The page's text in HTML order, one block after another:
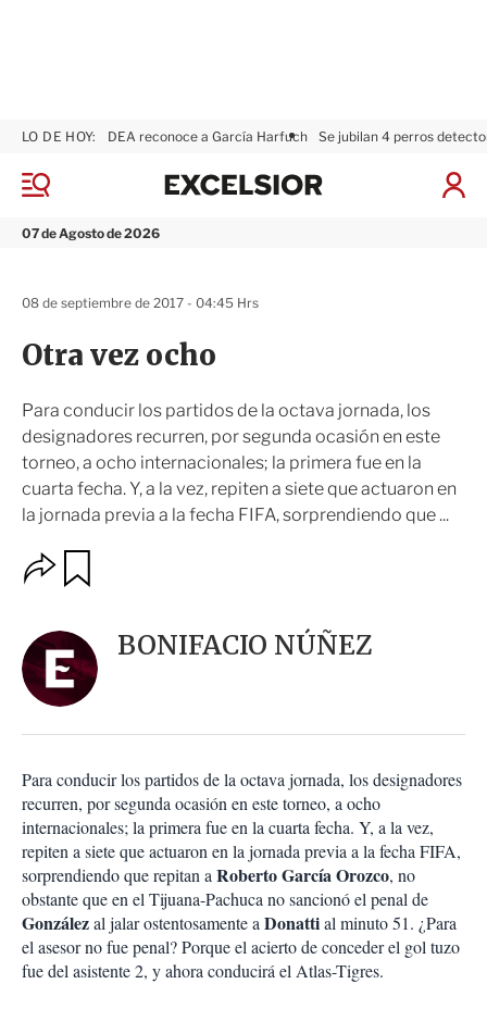
M
n
07 de Agosto de 2026
LO DE HOY: DEA reconoce a García Harfuch Se jubilan 4 perros
I
x
Otra vez ocho
Para conducir los partidos de la octava jornada, los
designadores recurren, por segunda ocasión en este
torneo, a ocho internacionales; la primera fue en la
cuarta fecha. Y, a la vez, repiten a siete que actuaron en
la jornada previa a la fecha FIFA, sorprendiendo que ...
08 de septiembre de 2017 - 04:45 Hrs
O
p
n
e
s
o
m
p
a
r
i
r
a
r
BONIFACIO NÚÑEZ
Para conducir los partidos de la octava jornada, los designadores
recurren, por segunda ocasión en este torneo, a ocho
internacionales; la primera fue en la cuarta fecha. Y, a la vez,
repiten a siete que actuaron en la jornada previa a la fecha FIFA,
sorprendiendo que repitan a Roberto García Orozco, no
obstante que en el Tijuana-Pachuca no sancionó el penal de
Gonzálezal jalar ostentosamente a Donattial minuto 51. ¿Para
el asesor no fue penal? Porque el acierto de conceder el gol tuzo
fue del asistente 2, y ahora conducirá el Atlas-Tigres.